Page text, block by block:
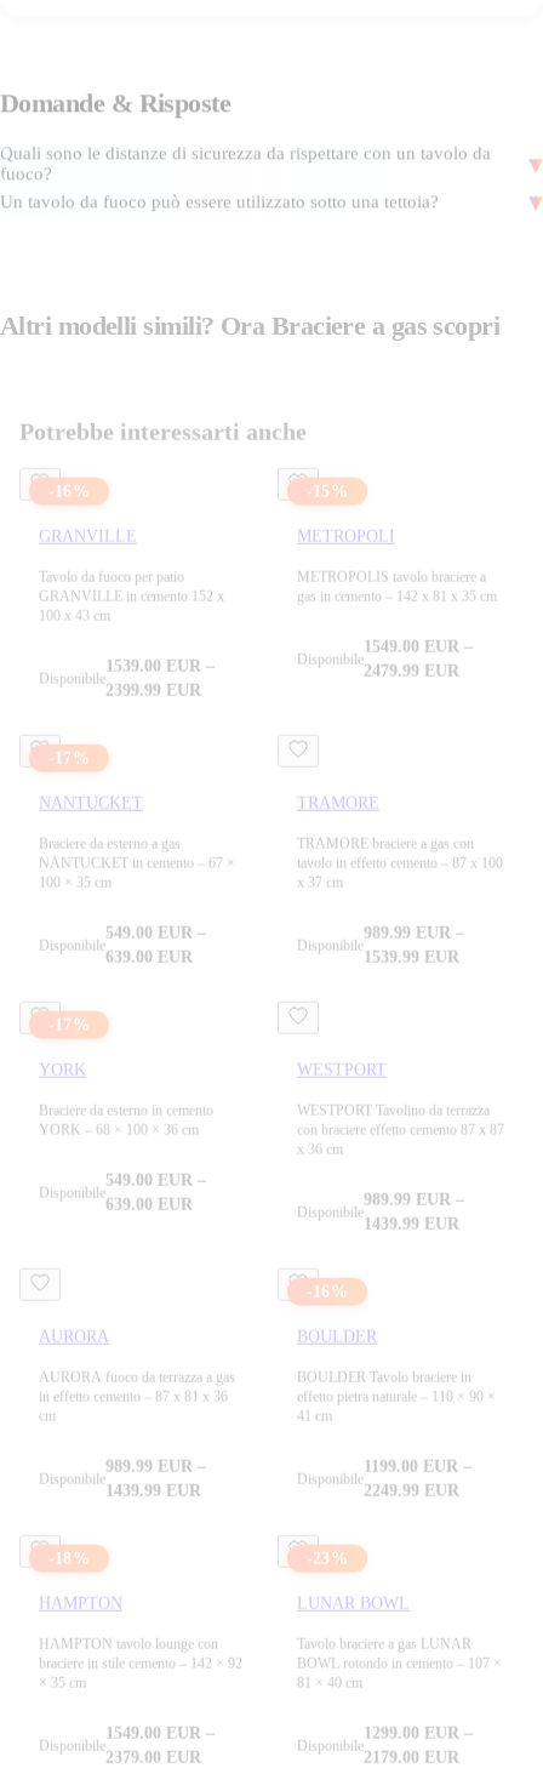
Domande & Risposte
Quali sono le distanze di sicurezza da rispettare con un tavolo da
fuoco?
Un tavolo da fuoco può essere utilizzato sotto una tettoia?
Altri modelli simili? Ora Braciere a gas scopri
Potrebbe interessarti anche
- 16%
GRANVILLE
Tavolo da fuoco per patio
GRANVILLE in cemento 152 x
100 x 43 cm
Disponibile
1539.00 EUR –
2399.99 EUR
- 15 %
METROPOLI
METROPOLIS tavolo braciere a
gas in cemento – 142 x 81 x 35 cm
Disponibile
1549.00 EUR –
2479.99 EUR
- 17%
NANTUCKET
Braciere da esterno a gas
NANTUCKET in cemento – 67 ×
100 × 35 cm
Disponibile
549.00 EUR –
639.00 EUR
TRAMORE
TRAMORE braciere a gas con
tavolo in effetto cemento – 87 x 100
x 37 cm
Disponibile
989.99 EUR –
1539.99 EUR
- 17%
YORK
Braciere da esterno in cemento
YORK – 68 × 100 × 36 cm
Disponibile
549.00 EUR –
639.00 EUR
WESTPORT
WESTPORT Tavolino da terrazza
con braciere effetto cemento 87 x 87
x 36 cm
Disponibile
989.99 EUR –
1439.99 EUR
AURORA
AURORA fuoco da terrazza a gas
in effetto cemento – 87 x 81 x 36
cm
Disponibile
989.99 EUR –
1439.99 EUR
- 16%
BOULDER
BOULDER Tavolo braciere in
effetto pietra naturale – 110 × 90 ×
41 cm
Disponibile
1199.00 EUR –
2249.99 EUR
- 18%
HAMPTON
HAMPTON tavolo lounge con
braciere in stile cemento – 142 × 92
× 35 cm
Disponibile
1549.00 EUR –
2379.00 EUR
-23 %
LUNAR BOWL
Tavolo braciere a gas LUNAR
BOWL rotondo in cemento – 107 ×
81 × 40 cm
Disponibile
1299.00 EUR –
2179.00 EUR